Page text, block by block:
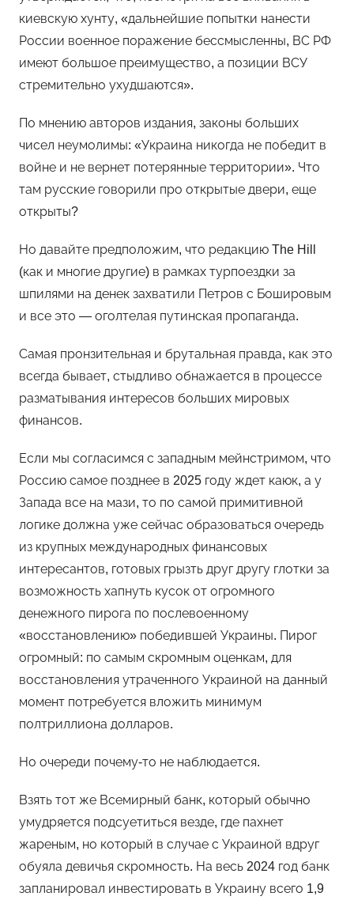
киевскую хунту, «дальнейшие попытки нанести
России военное поражение бессмысленны, ВС РФ
имеют большое преимущество, а позиции ВСУ
стремительно ухудшаются».
По мнению авторов издания, законы больших
чисел неумолимы: «Украина никогда не победит в
войне и не вернет потерянные территории». Что
там русские говорили про открытые двери, еще
открыты?
Но давайте предположим, что редакцию The Hill
(как и многие другие) в рамках турпоездки за
шпилями на денек захватили Петров с Бошировым
и все это — оголтелая путинская пропаганда.
Самая пронзительная и брутальная правда, как это
всегда бывает, стыдливо обнажается в процессе
разматывания интересов больших мировых
финансов.
Если мы согласимся с западным мейнстримом, что
Россию самое позднее в 2025 году ждет каюк, а у
Запада все на мази, то по самой примитивной
логике должна уже сейчас образоваться очередь
из крупных международных финансовых
интересантов, готовых грызть друг другу глотки за
возможность хапнуть кусок от огромного
денежного пирога по послевоенному
«восстановлению» победившей Украины. Пирог
огромный: по самым скромным оценкам, для
восстановления утраченного Украиной на данный
момент потребуется вложить минимум
полтриллиона долларов.
Но очереди почему-то не наблюдается.
Взять тот же Всемирный банк, который обычно
умудряется подсуетиться везде, где пахнет
жареным, но который в случае с Украиной вдруг
обуяла девичья скромность. На весь 2024 год банк
запланировал инвестировать в Украину всего 1,9